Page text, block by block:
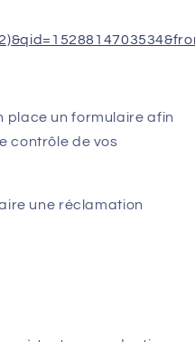
place un formulaire afin
contrôle de vos
une réclamation